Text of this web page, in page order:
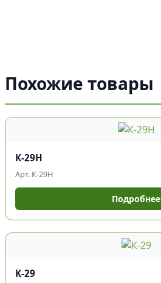
Похожие товары
К-29Н
Арт. К-29Н
Подробнее
К-29